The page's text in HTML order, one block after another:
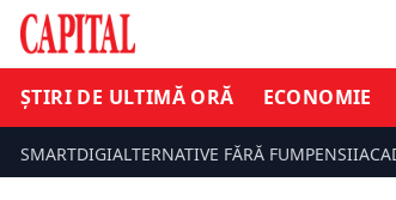
ȘTIRI DE ULTIMĂ ORĂ ECONOMIE
SMARTDIGIALTERNATIVE FĂRĂ FUMPENSII